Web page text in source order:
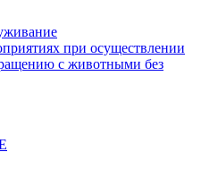
при осуществлении
с животными без